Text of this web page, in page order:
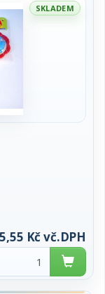
SKLADEM
Kč vč.DPH